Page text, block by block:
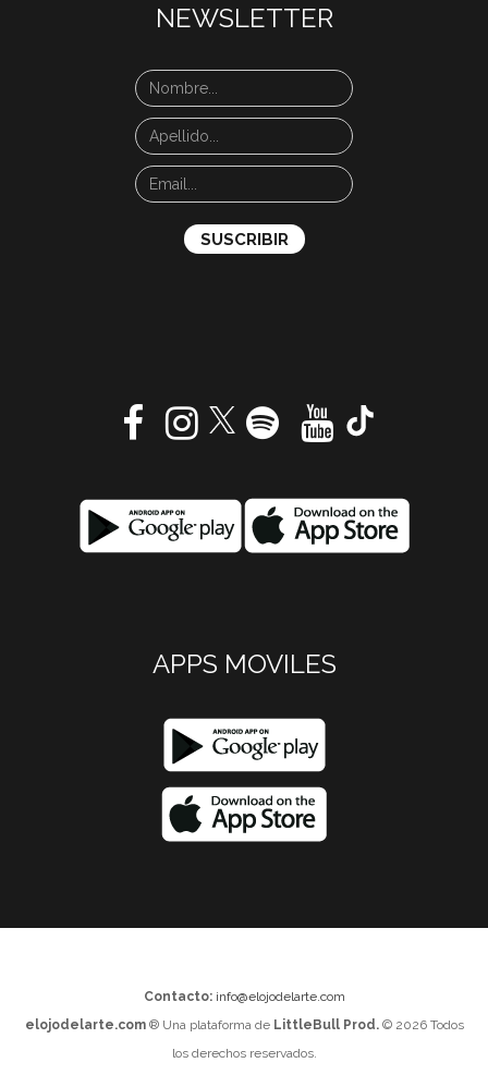
NEWSLETTER
APPS MOVILES
Contacto: info@elojodelarte.com
elojodelarte.com® Una plataforma de LittleBull Prod.© 2026 Todos
los derechos reservados.